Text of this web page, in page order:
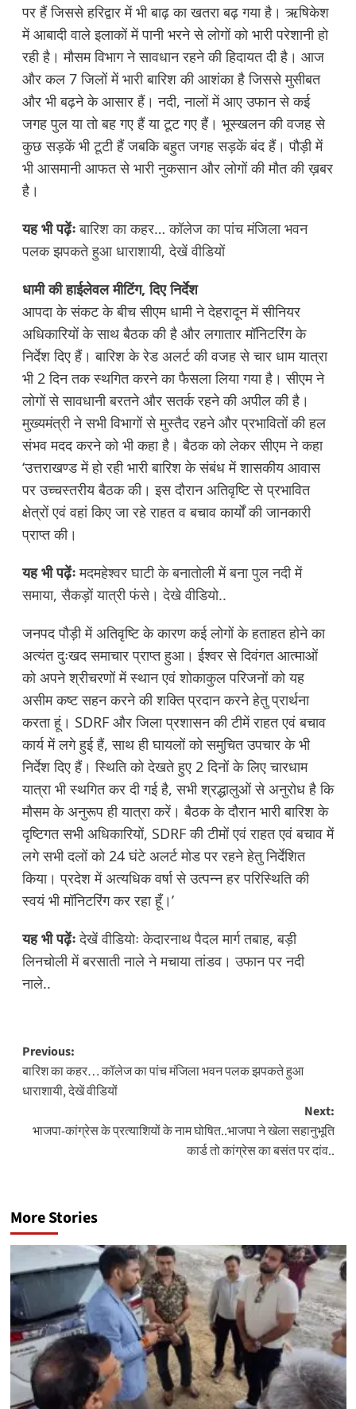
पर हैं जिससे हरिद्वार में भी बाढ़ का खतरा बढ़ गया है। ऋषिकेश
में आबादी वाले इलाकों में पानी भरने से लोगों को भारी परेशानी हो
रही है। मौसम विभाग ने सावधान रहने की हिदायत दी है। आज
और कल 7 जिलों में भारी बारिश की आशंका है जिससे मुसीबत
और भी बढ़ने के आसार हैं। नदी, नालों में आए उफान से कई
जगह पुल या तो बह गए हैं या टूट गए हैं। भूस्खलन की वजह से
कुछ सड़कें भी टूटी हैं जबकि बहुत जगह सड़कें बंद हैं। पौड़ी में
भी आसमानी आफत से भारी नुकसान और लोगों की मौत की ख़बर
है।
यह भी पढ़ेंः बारिश का कहर… कॉलेज का पांच मंजिला भवन
पलक झपकते हुआ धाराशायी, देखें वीडियों
धामी की हाईलेवल मीटिंग, दिए निर्देश
आपदा के संकट के बीच सीएम धामी ने देहरादून में सीनियर
अधिकारियों के साथ बैठक की है और लगातार मॉनिटरिंग के
निर्देश दिए हैं। बारिश के रेड अलर्ट की वजह से चार धाम यात्रा
भी 2 दिन तक स्थगित करने का फैसला लिया गया है। सीएम ने
लोगों से सावधानी बरतने और सतर्क रहने की अपील की है।
मुख्यमंत्री ने सभी विभागों से मुस्तैद रहने और प्रभावितों की हल
संभव मदद करने को भी कहा है। बैठक को लेकर सीएम ने कहा
‘उत्तराखण्ड में हो रही भारी बारिश के संबंध में शासकीय आवास
पर उच्चस्तरीय बैठक की। इस दौरान अतिवृष्टि से प्रभावित
क्षेत्रों एवं वहां किए जा रहे राहत व बचाव कार्यों की जानकारी
प्राप्त की।
यह भी पढ़ेंः मदमहेश्वर घाटी के बनातोली में बना पुल नदी में
समाया, सैकड़ों यात्री फंसे। देखे वीडियो..
जनपद पौड़ी में अतिवृष्टि के कारण कई लोगों के हताहत होने का
अत्यंत दुःखद समाचार प्राप्त हुआ। ईश्वर से दिवंगत आत्माओं
को अपने श्रीचरणों में स्थान एवं शोकाकुल परिजनों को यह
असीम कष्ट सहन करने की शक्ति प्रदान करने हेतु प्रार्थना
करता हूं। SDRF और जिला प्रशासन की टीमें राहत एवं बचाव
कार्य में लगे हुई हैं, साथ ही घायलों को समुचित उपचार के भी
निर्देश दिए हैं। स्थिति को देखते हुए 2 दिनों के लिए चारधाम
यात्रा भी स्थगित कर दी गई है, सभी श्रद्धालुओं से अनुरोध है कि
मौसम के अनुरूप ही यात्रा करें। बैठक के दौरान भारी बारिश के
दृष्टिगत सभी अधिकारियों, SDRF की टीमों एवं राहत एवं बचाव में
लगे सभी दलों को 24 घंटे अलर्ट मोड पर रहने हेतु निर्देशित
किया। प्रदेश में अत्यधिक वर्षा से उत्पन्न हर परिस्थिति की
स्वयं भी मॉनिटरिंग कर रहा हूँ।’
यह भी पढ़ेंः देखें वीडियोः केदारनाथ पैदल मार्ग तबाह, बड़ी
लिनचोली में बरसाती नाले ने मचाया तांडव। उफान पर नदी
नाले..
Post
navigation
Previous:
बारिश का कहर… कॉलेज का पांच मंजिला भवन पलक झपकते हुआ
धाराशायी, देखें वीडियों
Next:
भाजपा-कांग्रेस के प्रत्याशियों के नाम घोषित..भाजपा ने खेला सहानुभूति
कार्ड तो कांग्रेस का बसंत पर दांव..
More Stories